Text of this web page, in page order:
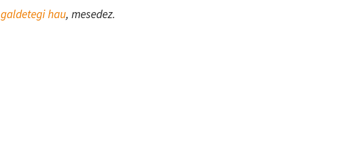
galdetegi hau, mesedez.